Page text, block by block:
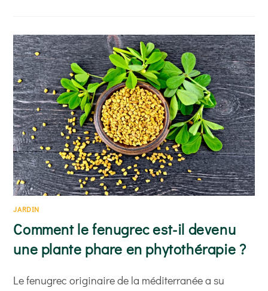
À
CROISSANCE
RAPIDE
À
METTRE
DANS
LE
JARDIN
JARDIN
Comment le fenugrec est-il devenu
une plante phare en phytothérapie ?
Le fenugrec originaire de la méditerranée a su